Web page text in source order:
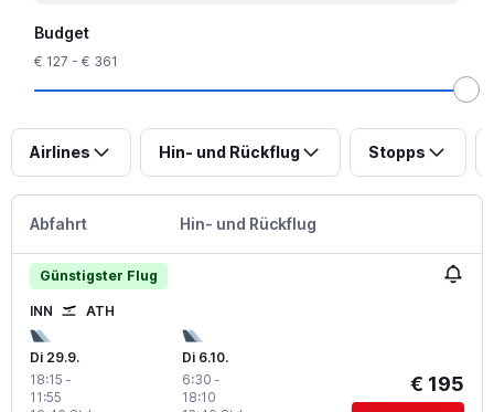
Budget
€ 127 - € 361
Airlines Hin- und Rückflug Stopps
Abfahrt Hin- und Rückflug
Günstigster Flug
INN ATH
Di 29.9.
18:15 -
11:55
Di 6.10.
6:30 -
18:10
€ 195